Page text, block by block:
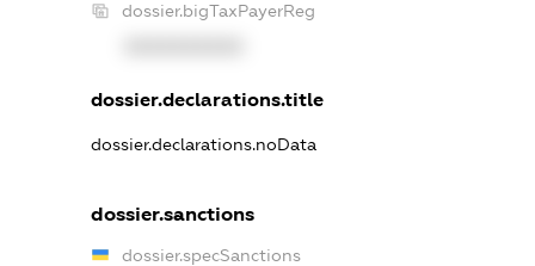
dossier.bigTaxPayerReg
dossier.declarations.title
dossier.declarations.noData
dossier.sanctions
dossier.specSanctions